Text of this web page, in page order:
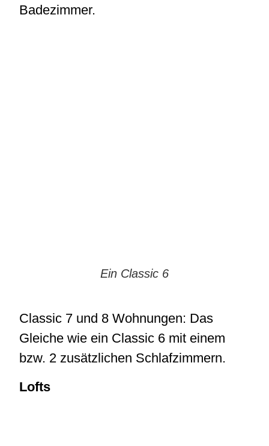
Badezimmer.
Ein Classic 6
Classic 7 und 8 Wohnungen: Das
Gleiche wie ein Classic 6 mit einem
bzw. 2 zusätzlichen Schlafzimmern.
Lofts